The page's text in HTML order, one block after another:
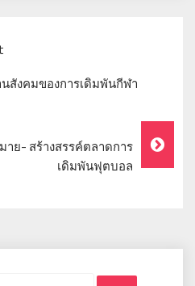
สังคมของการเดิมพันกีฬา
าย- สร้างสรรค์ตลาดการ
เดิมพันฟุตบอล